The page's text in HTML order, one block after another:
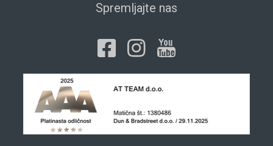
Spremljajte nas